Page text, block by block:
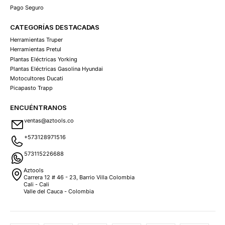
Pago Seguro
CATEGORÍAS DESTACADAS
Herramientas Truper
Herramientas Pretul
Plantas Eléctricas Yorking
Plantas Eléctricas Gasolina Hyundai
Motocultores Ducati
Picapasto Trapp
ENCUÉNTRANOS
ventas@aztools.co
+573128971516
573115226688
Aztools
Carrera 12 # 46 - 23, Barrio Villa Colombia
Cali - Cali
Valle del Cauca - Colombia